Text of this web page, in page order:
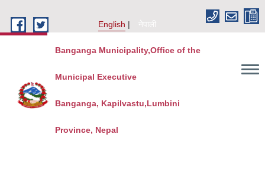
English
नेपाली
Banganga Municipality,Office of the
Municipal Executive
Banganga, Kapilvastu,Lumbini
Province, Nepal